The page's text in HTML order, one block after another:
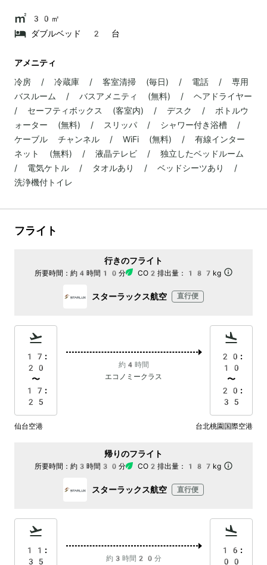
30㎡
ダブルベッド 2 台
アメニティ
冷房 / 冷蔵庫 / 客室清掃 (毎日) / 電話 / 専用
バスルーム / バスアメニティ (無料) / ヘアドライヤー
/ セーフティボックス (客室内) / デスク / ボトルウ
ォーター (無料) / スリッパ / シャワー付き浴槽 /
ケーブル チャンネル / WiFi (無料) / 有線インター
ネット (無料) / 液晶テレビ / 独立したベッドルーム
/ 電気ケトル / タオルあり / ベッドシーツあり /
洗浄機付トイレ
フライト
行きのフライト
所要時間： 約4時間10分 CO2排出量： 187kg
スターラックス航空 直行便
17:
20
〜
17:
25
約4時間
エコノミークラス
20:
10
〜
20:
35
仙台空港 台北桃園国際空港
帰りのフライト
所要時間： 約3時間30分 CO2排出量： 187kg
スターラックス航空 直行便
11:
35
約3時間20分
16:
00